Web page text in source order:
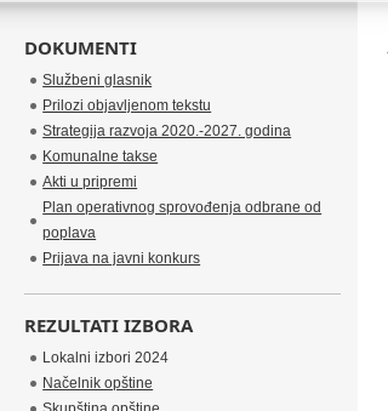
DOKUMENTI
Službeni glasnik
Prilozi objavljenom tekstu
Strategija razvoja 2020.-2027. godina
Komunalne takse
Akti u pripremi
Plan operativnog sprovođenja odbrane od
poplava
Prijava na javni konkurs
REZULTATI IZBORA
Lokalni izbori 2024
Načelnik opštine